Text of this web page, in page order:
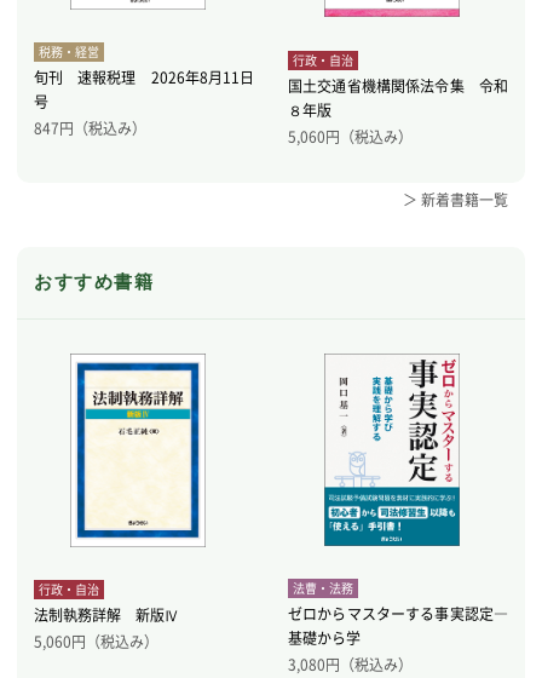
税務・経営
旬刊 速報税理 2026年8月11日
号
847円（税込み）
行政・自治
国土交通省機構関係法令集 令和
８年版
5,060円（税込み）
＞ 新着書籍一覧
おすすめ書籍
行政・自治
法制執務詳解 新版Ⅳ
5,060円（税込み）
法曹・法務
ゼロからマスターする事実認定―
基礎から学
3,080円（税込み）